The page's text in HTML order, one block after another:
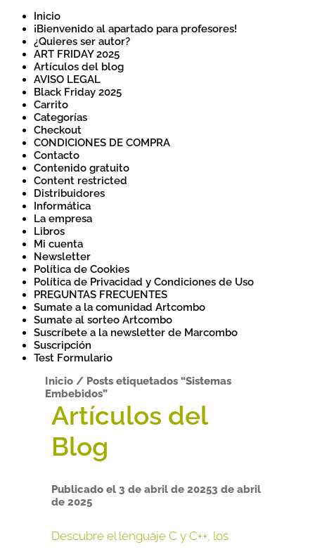
Inicio
¡Bienvenido al apartado para profesores!
¿Quieres ser autor?
ART FRIDAY 2025
Artículos del blog
AVISO LEGAL
Black Friday 2025
Carrito
Categorías
Checkout
CONDICIONES DE COMPRA
Contacto
Contenido gratuito
Content restricted
Distribuidores
Informática
La empresa
Libros
Mi cuenta
Newsletter
Política de Cookies
Política de Privacidad y Condiciones de Uso
PREGUNTAS FRECUENTES
Sumate a la comunidad Artcombo
Sumate al sorteo Artcombo
Suscríbete a la newsletter de Marcombo
Suscripción
Test Formulario
Inicio / Posts etiquetados “Sistemas
Embebidos”
Publicado el 3 de abril de 20253 de abril
de 2025
Descubre el lenguaje C y C++, los